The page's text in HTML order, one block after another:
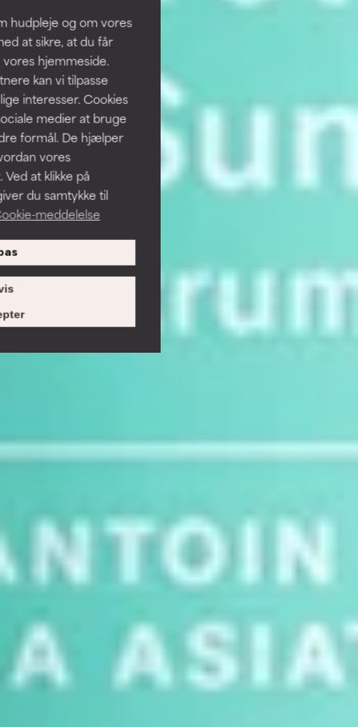
hudpleje og om vores
at sikre, at du får
hjemmeside.
kan vi tilpasse
interesser. Cookies
medier at bruge
formål. De hjælper
vores
at klikke på
du samtykke til
meddelelse